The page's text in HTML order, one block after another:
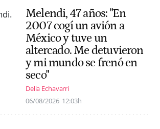
Melendi, 47 años: "En
2007 cogí un avión a
México y tuve un
altercado. Me detuvieron
y mi mundo se frenó en
seco"
Delia Echavarri
06/08/2026 12:03h